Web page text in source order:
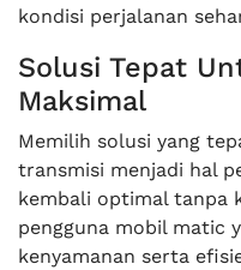
kondisi perjalanan
Solusi Tepat
Maksimal
Memilih solusi yang
transmisi menjadi hal
kembali optimal tanpa
pengguna mobil matic
kenyamanan serta